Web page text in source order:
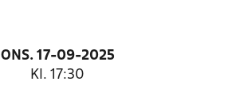
ONS. 17-09-2025
Kl. 17:30